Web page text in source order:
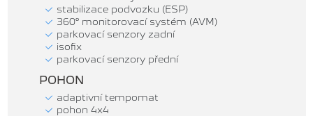
stabilizace podvozku (ESP)
360° monitorovací systém (AVM)
parkovací senzory zadní
isofix
parkovací senzory přední
POHON
adaptivní tempomat
pohon 4x4